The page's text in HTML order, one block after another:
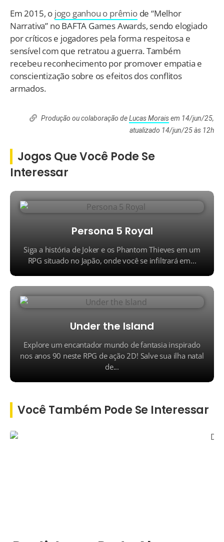
Em 2015, o jogo ganhou o prêmiode “Melhor
Narrativa” no BAFTA Games Awards, sendo elogiado
por críticos e jogadores pela forma respeitosa e
sensível com que retratou a guerra. Também
recebeu reconhecimento por promover empatia e
conscientização sobre os efeitos dos conflitos
armados.
Produção ou colaboração deLucas Moraisem 14/jun/25,
atualizado 14/jun/25 às 12h
Jogos Que Você Pode Se
Interessar
Persona 5 Royal
Siga a história de Joker e os Phantom Thieves em um
RPG situado no Japão, onde você se infiltrará em...
Under the Island
Explore um encantador mundo de fantasia inspirado
nos anos 90 neste RPG de ação 2D! Salve sua ilha natal
de...
Você Também Pode Se Interessar